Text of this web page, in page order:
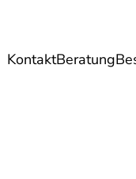
KontaktBeratung
Umwelt